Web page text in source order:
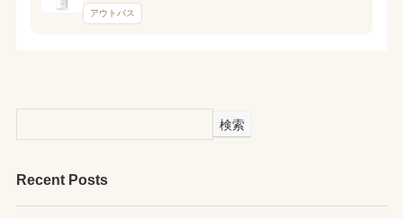
アウトバス
検索
Recent Posts